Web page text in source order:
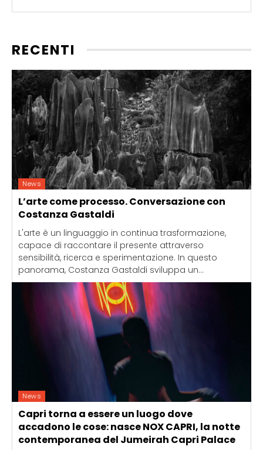
RECENTI
News
L’arte come processo. Conversazione con
Costanza Gastaldi
L'arte è un linguaggio in continua trasformazione,
capace di raccontare il presente attraverso
sensibilità, ricerca e sperimentazione. In questo
panorama, Costanza Gastaldi sviluppa un...
News
Capri torna a essere un luogo dove
accadono le cose: nasce NOX CAPRI, la notte
contemporanea del Jumeirah Capri Palace